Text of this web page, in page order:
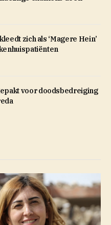
zich als ‘Magere Hein’
voor doodsbedreiging